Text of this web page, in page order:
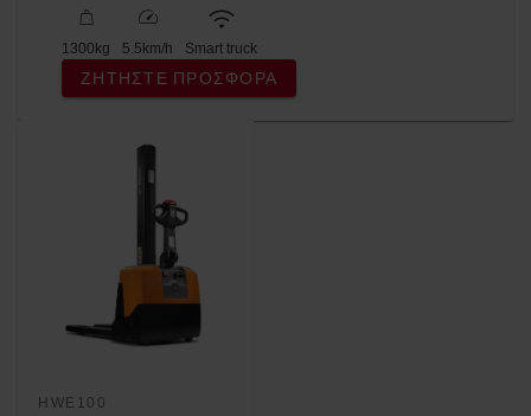
1300kg 5.5km/h Smart truck
ΖΗΤΉΣΤΕ ΠΡΟΣΦΟΡΆ
HWE100